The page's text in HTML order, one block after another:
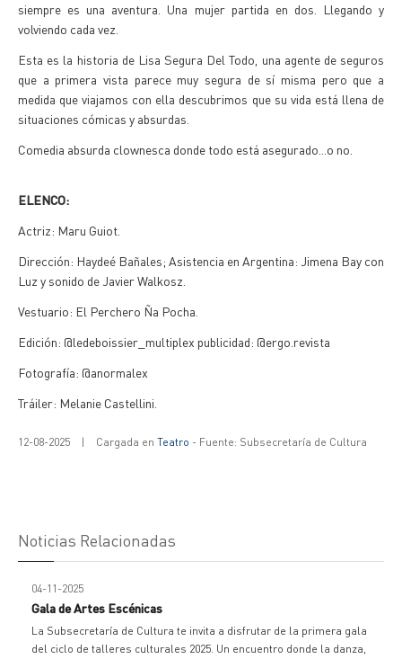
siempre es una aventura. Una mujer partida en dos. Llegando y
volviendo cada vez.
Esta es la historia de Lisa Segura Del Todo, una agente de seguros
que a primera vista parece muy segura de sí misma pero que a
medida que viajamos con ella descubrimos que su vida está llena de
situaciones cómicas y absurdas.
Comedia absurda clownesca donde todo está asegurado...o no.
ELENCO:
Actriz: Maru Guiot.
Dirección: Haydeé Bañales; Asistencia en Argentina: Jimena Bay con
Luz y sonido de Javier Walkosz.
Vestuario: El Perchero Ña Pocha.
Edición: @ledeboissier_multiplex publicidad: @ergo.revista
Fotografía: @anormalex
Tráiler: Melanie Castellini.
12-08-2025 | Cargada en Teatro - Fuente: Subsecretaría de Cultura
Noticias Relacionadas
04-11-2025
Gala de Artes Escénicas
La Subsecretaría de Cultura te invita a disfrutar de la primera gala
del ciclo de talleres culturales 2025. Un encuentro donde la danza,